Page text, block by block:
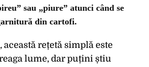
sau „piure” atunci când se
din cartofi.
rețetă simplă este
lume, dar puțini știu